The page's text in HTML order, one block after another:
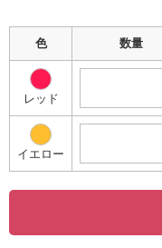
色 数量
レッド
イエロー